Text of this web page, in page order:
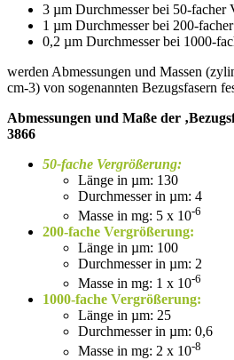
3 µm Durchmesser bei 50-facher
1 µm Durchmesser bei 200-
0,2 µm Durchmesser bei 1000-
werden Abmessungen und Massen
cm-3) von sogenannten Bezugsfasern
Abmessungen und Maße der
3866
50-fache Vergrößerung:
Länge in µm: 130
Durchmesser in µm: 4
Masse in mg: 5 x 10-6
200-fache Vergrößerung:
Länge in µm: 100
Durchmesser in µm: 2
Masse in mg: 1 x 10-6
1000-fache Vergrößerung:
Länge in µm: 25
Durchmesser in µm: 0,6
Masse in mg: 2 x 10-8